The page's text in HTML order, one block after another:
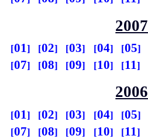
2007
01 02 03 04 05
07
08 09 10 11
2006
01 02 03 04 05
07
08 09 10 11